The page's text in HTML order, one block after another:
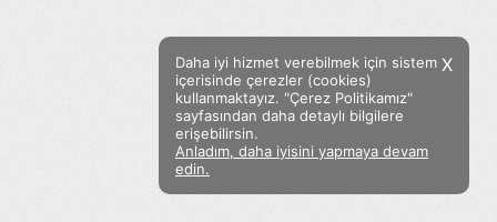
Facebook Twitter Instagram
Sözümoki © 2020 - V.8
X
Daha iyi hizmet verebilmek için sistem
içerisinde çerezler (cookies)
kullanmaktayız. "Çerez Politikamız"
sayfasından daha detaylı bilgilere
erişebilirsin.
Anladım, daha iyisini yapmaya devam
edin.